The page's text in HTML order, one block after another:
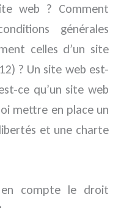
web ? Comment
générales
celles d’un site
? Un site web est-
ce qu’un site web
mettre en place un
et une charte
en compte le droit